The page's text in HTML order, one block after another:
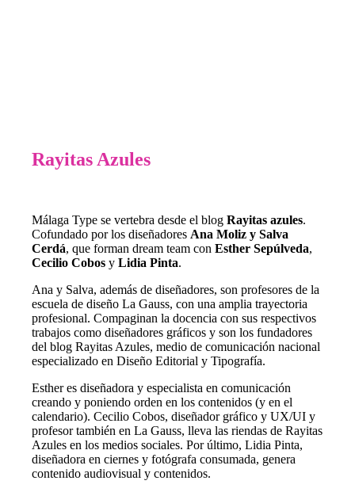
Rayitas Azules
Málaga Type se vertebra desde el blog Rayitas azules.
Cofundado por los diseñadores Ana Moliz y Salva
Cerdá, que forman dream team con Esther Sepúlveda,
Cecilio Cobos y Lidia Pinta.
Ana y Salva, además de diseñadores, son profesores de la
escuela de diseño La Gauss, con una amplia trayectoria
profesional. Compaginan la docencia con sus respectivos
trabajos como diseñadores gráficos y son los fundadores
del blog Rayitas Azules, medio de comunicación nacional
especializado en Diseño Editorial y Tipografía.
Esther es diseñadora y especialista en comunicación
creando y poniendo orden en los contenidos (y en el
calendario). Cecilio Cobos, diseñador gráfico y UX/UI y
profesor también en La Gauss, lleva las riendas de Rayitas
Azules en los medios sociales. Por último, Lidia Pinta,
diseñadora en ciernes y fotógrafa consumada, genera
contenido audiovisual y contenidos.